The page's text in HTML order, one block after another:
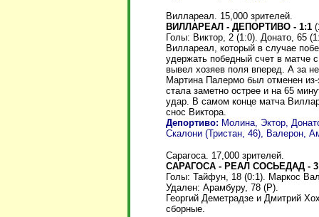
Виллареал. 15,000 зрителей.
ВИЛЛАРЕАЛ - ДЕПОРТИВО - 1:1
Голы: Виктор, 2 (1:0). Донато, 65
Виллареал, который в случае
удержать победный счет в матче
вывел хозяев поля вперед. А за
Мартина Палермо был отменен
стала заметно острее и на 65
удар. В самом конце матча
снос Виктора.
Депортиво: Молина, Эктор,
Скалони (Тристан, 46), Валерон,
Сарагоса. 17,000 зрителей.
САРАГОСА - РЕАЛ СОСЬЕДАД -
Голы: Тайфун, 18 (0:1). Маркос
Удален: Арамбуру, 78 (Р).
Георгий Деметрадзе и Дмитрий
сборные.